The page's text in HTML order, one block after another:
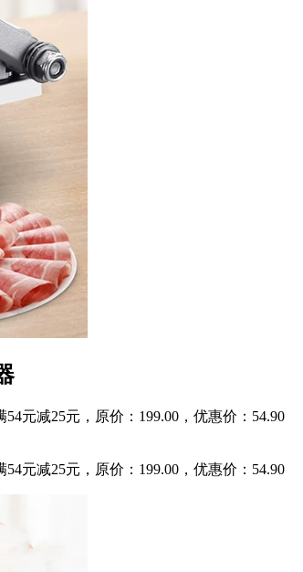
元减25元，原价：199.00，优惠价：54.90
元减25元，原价：199.00，优惠价：54.90